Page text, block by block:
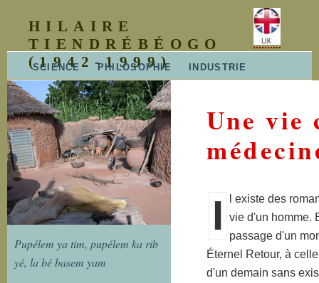
HILAIRE
TIENDRÉBÉOGO
(1942-1999)
SCIENCE PHILOSOPHIE
INDUSTRIE
ENSEIGNEMENT
VULGARISATION
PLAN DU SITE
MISE À JOUR
Pupélem ya tim, pupélem ka rib
yé, la bé basem yam
Une vie
I
l existe des
vie d'un homme.
passage d'un
Éternel Retour, à
d'un demain sans